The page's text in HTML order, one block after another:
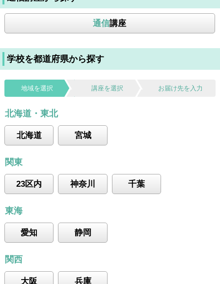
通信講座
学校を都道府県から探す
地域を選択 講座を選択 お届け先を入力
北海道・東北
北海道 宮城
関東
23区内 神奈川 千葉
東海
愛知 静岡
関西
大阪 兵庫